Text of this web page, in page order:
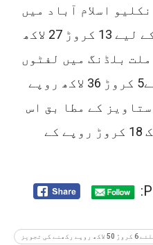
اسلام آباد میں
12 اپارٹمنٹس کی تعمیرکے لیے 13 کروڑ 27 لاکھ
بلڈنگ میں لفٹوں
کی بحالی و تبدیلی کیلئے5 کروڑ 36 لاکھ روپے
کے مطا بق اس
منصوبے پر 30 جون 2025 تک 18 کروڑ روپے کے
تجویز